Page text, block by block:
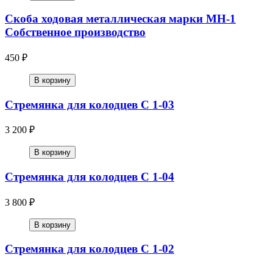
Скоба ходовая металлическая марки МН-1
Собственное производство
450 ₽
В корзину
Стремянка для колодцев С 1-03
3 200 ₽
В корзину
Стремянка для колодцев С 1-04
3 800 ₽
В корзину
Стремянка для колодцев С 1-02